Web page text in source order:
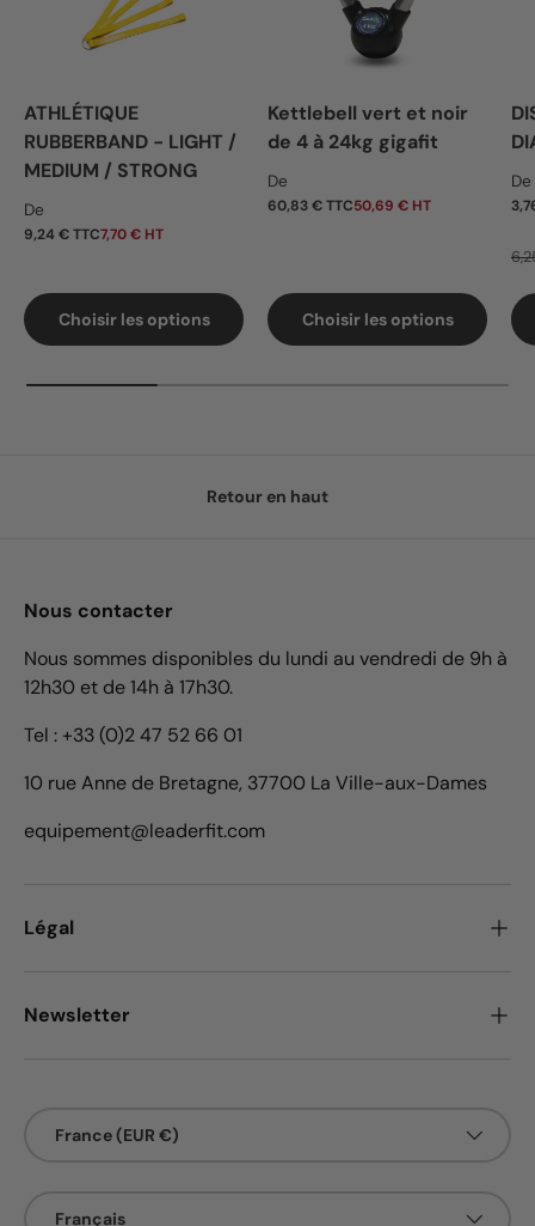
ATHLÉTIQUE
RUBBERBAND - LIGHT /
MEDIUM / STRONG
Prix habituel
De
9,24 € TTC7,70 € HT
Choisir les options
Kettlebell vert et noir
de 4 à 24kg gigafit
Prix habituel
De
60,83 € TTC50,69 € HT
Choisir les options
De
Retour en haut
Nous contacter
Nous sommes disponibles du lundi au vendredi de 9h à
12h30 et de 14h à 17h30.
Tel : +33 (0)2 47 52 66 01
10 rue Anne de Bretagne, 37700 La Ville-aux-Dames
equipement@leaderfit.com
Légal
Newsletter
France (EUR €)
Français